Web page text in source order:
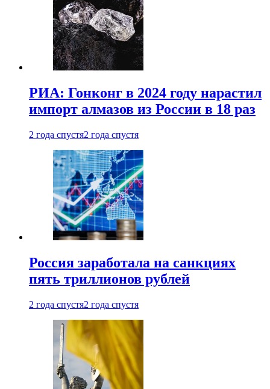
РИА: Гонконг в 2024 году нарастил
импорт алмазов из России в 18 раз
2 года спустя2 года спустя
Россия заработала на санкциях
пять триллионов рублей
2 года спустя2 года спустя